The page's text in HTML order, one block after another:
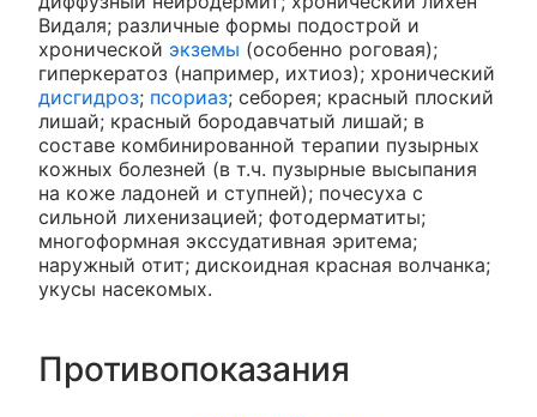
Видаля; различные формы подострой и
хронической экземы (особенно роговая);
гиперкератоз (например, ихтиоз); хронический
дисгидроз; псориаз; себорея; красный плоский
лишай; красный бородавчатый лишай; в
составе комбинированной терапии пузырных
кожных болезней (в т.ч. пузырные высыпания
на коже ладоней и ступней); почесуха с
сильной лихенизацией; фотодерматиты;
многоформная экссудативная эритема;
наружный отит; дискоидная красная волчанка;
укусы насекомых.
Противопоказания